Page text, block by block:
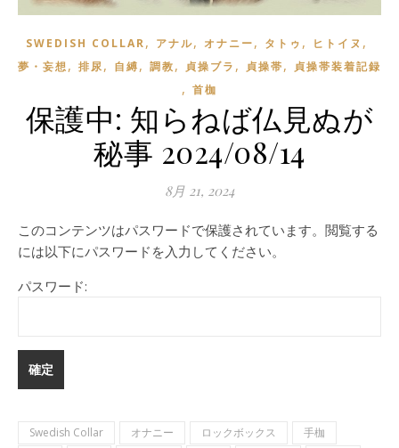
SWEDISH COLLAR, アナル, オナニー, タトゥ , ヒトイヌ ,
夢・妄想, 排尿, 自縛, 調教, 貞操ブラ , 貞操帯, 貞操帯装着記録
, 首枷
保護中: 知らねば仏見ぬが
秘事 2024/08/14
8月 21, 2024
このコンテンツはパスワードで保護されています。閲覧する
には以下にパスワードを入力してください。
パスワード:
Swedish Collar オナニー ロックボックス
手枷